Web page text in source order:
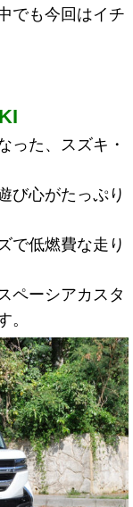
でも今回はイチ
った、スズキ・
び心がたっぷり
で低燃費な走り
ペーシアカスタ
。